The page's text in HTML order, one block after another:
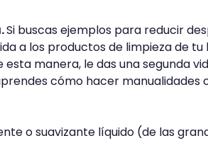
Si buscas ejemplos para reducir
a los productos de limpieza de tu
manera, le das una segunda
cómo hacer manualidades
o suavizante líquido (de las